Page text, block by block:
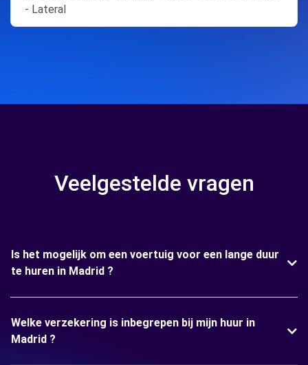
- Lateral
Veelgestelde vragen
Is het mogelijk om een voertuig voor een lange duur
te huren in Madrid ?
Welke verzekering is inbegrepen bij mijn huur in
Madrid ?